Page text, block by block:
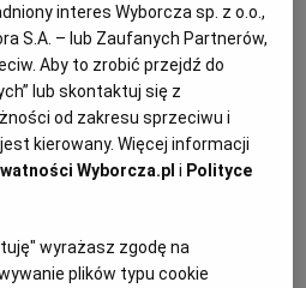
I INNE DODATKI
INDYJSKA
HISZPAŃSKA
NIEMIECKA
WIELKOPOLSKI
KALISZ
KIELCE
ZDROWIE
DO CZYTANIA
EUROPA
O JĘZYKU
SERWISY
interes Wyborcza sp. z o.o.,
S.A. – lub Zaufanych Partnerów,
Aby to zrobić przejdź do
lub skontaktuj się z
od zakresu sprzeciwu i
kierowany. Więcej informacji
Wyborcza.pl i Polityce
wyrażasz zgodę na
plików typu cookie